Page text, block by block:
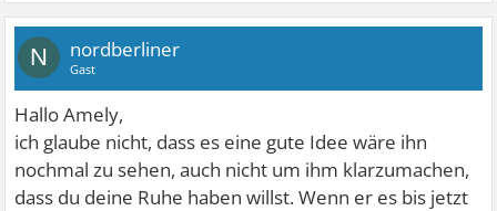
N nordberliner
Gast
Hallo Amely,
ich glaube nicht, dass es eine gute Idee wäre ihn
nochmal zu sehen, auch nicht um ihm klarzumachen,
dass du deine Ruhe haben willst. Wenn er es bis jetzt